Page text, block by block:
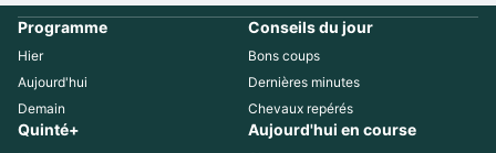
Programme
Hier
Aujourd'hui
Demain
Conseils du jour
Bons coups
Dernières minutes
Chevaux repérés
Quinté+ Aujourd'hui en course